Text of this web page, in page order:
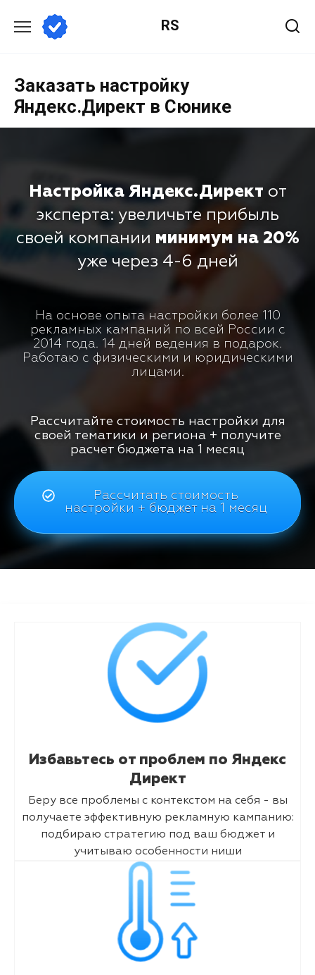
RS
Заказать настройку
Яндекс.Директ в Сюнике
Настройка Яндекс.Директ от
эксперта: увеличьте прибыль
своей компании минимум на 20%
уже через 4-6 дней
На основе опыта настройки более 110
рекламных кампаний по всей России с
2014 года. 14 дней ведения в подарок.
Работаю с физическими и юридическими
лицами.
Рассчитайте стоимость настройки для
своей тематики и региона + получите
расчет бюджета на 1 месяц
Рассчитать стоимость
настройки + бюджет на 1 месяц
Избавьтесь от проблем по Яндекс
Директ
Беру все проблемы с контекстом на себя - вы
получаете эффективную рекламную кампанию:
подбираю стратегию под ваш бюджет и
учитываю особенности ниши